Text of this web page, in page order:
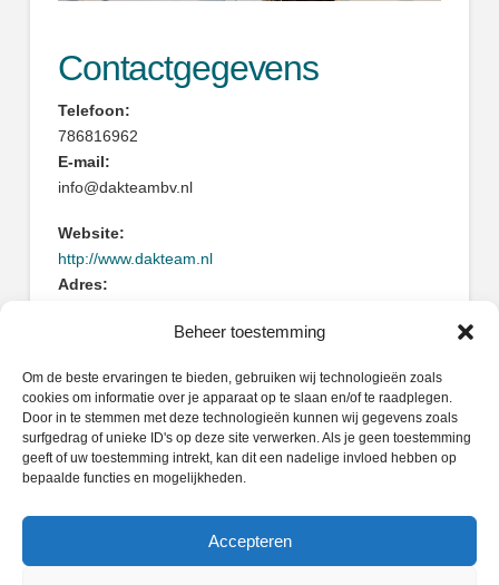
Beheer toestemming
Om de beste ervaringen te bieden, gebruiken wij technologieën zoals
cookies om informatie over je apparaat op te slaan en/of te raadplegen.
Door in te stemmen met deze technologieën kunnen wij gegevens zoals
surfgedrag of unieke ID's op deze site verwerken. Als je geen toestemming
geeft of uw toestemming intrekt, kan dit een nadelige invloed hebben op
bepaalde functies en mogelijkheden.
Accepteren
Contactgegevens
Telefoon:
786816962
E-mail:
info@dakteambv.nl
Website:
http://www.dakteam.nl
Adres:
3335LR Zwijndrecht
Zoeken